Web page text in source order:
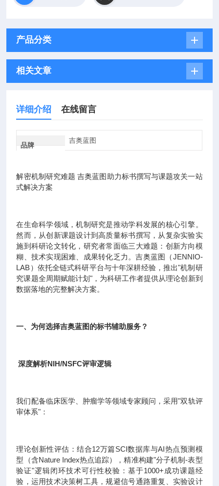
产品分类
相关文章
详细介绍 在线留言
品牌
吉奥蓝图
解密机制研究难题 吉奥蓝图助力标书撰写与课题攻关一站
式解决方案
在生命科学领域，机制研究是推动学科发展的核心引擎。
然而，从创新课题设计到高质量标书撰写，从复杂实验实
施到科研论文转化，研究者常面临三大难题：创新方向模
糊、技术实现困难、成果转化乏力。吉奥蓝图（JENNIO-
LAB）依托全链式科研平台与十年深耕经验，推出"机制研
究课题全周期赋能计划"，为科研工作者提供从理论创新到
数据落地的完整解决方案。
一、为何选择吉奥蓝图的标书辅助服务？
深度解析NIH/NSFC评审逻辑
我们配备临床医学、肿瘤学等领域专家顾问，采用"双轨评
审体系"：
理论创新性评估：结合12万篇SCI数据库与AI热点预测模
型（含Nature Index热点追踪），精准构建"分子机制-表型
验证"逻辑闭环技术可行性校验：基于1000+成功课题经
验，运用技术决策树工具，规避信号通路重复、实验设计